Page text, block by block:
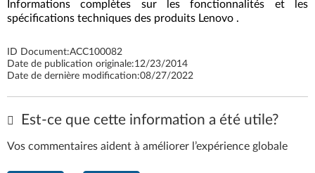
Informations complètes sur les fonctionnalités et les
spécifications techniques des produits Lenovo .
ID Document:ACC100082
Date de publication originale:12/23/2014
Date de dernière modification:08/27/2022
Est-ce que cette information a été utile?
Vos commentaires aident à améliorer l’expérience globale